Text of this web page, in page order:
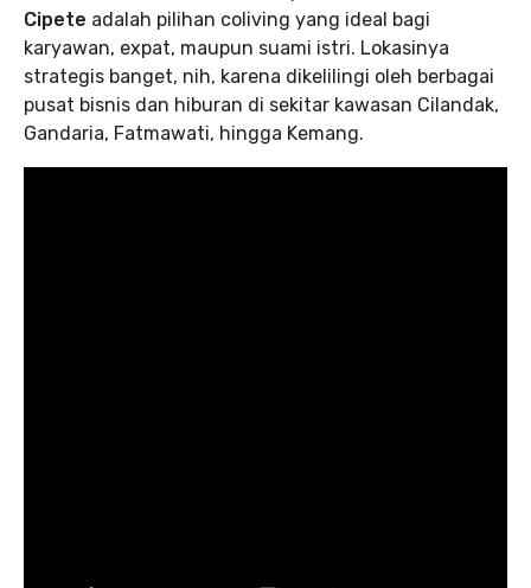
Cipete adalah pilihan coliving yang ideal bagi
karyawan, expat, maupun suami istri. Lokasinya
strategis banget, nih, karena dikelilingi oleh berbagai
pusat bisnis dan hiburan di sekitar kawasan Cilandak,
Gandaria, Fatmawati, hingga Kemang.